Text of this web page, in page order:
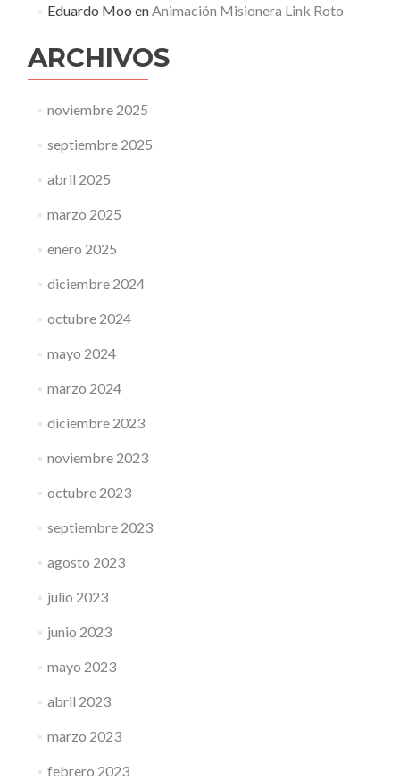
Eduardo Moo enAnimación Misionera Link Roto
ARCHIVOS
noviembre 2025
septiembre 2025
abril 2025
marzo 2025
enero 2025
diciembre 2024
octubre 2024
mayo 2024
marzo 2024
diciembre 2023
noviembre 2023
octubre 2023
septiembre 2023
agosto 2023
julio 2023
junio 2023
mayo 2023
abril 2023
marzo 2023
febrero 2023